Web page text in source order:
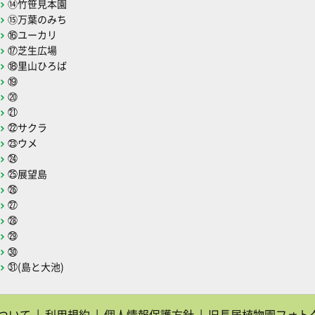
⑭竹笹見本園
⑮万葉のみち
⑯ユーカリ
⑰芝生広場
⑱里山ひろば
⑲
⑳
㉑
㉒サクラ
㉓ウメ
㉔
㉕展望島
㉖
㉗
㉘
㉙
㉚
㉛(島と大池)